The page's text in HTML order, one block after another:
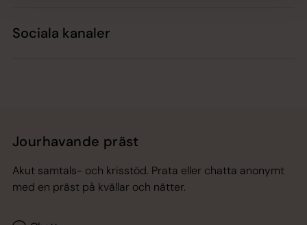
Sociala kanaler
Jourhavande präst
Akut samtals- och krisstöd. Prata eller chatta anonymt
med en präst på kvällar och nätter.